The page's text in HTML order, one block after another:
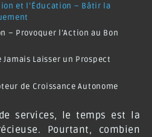
et l’Éducation – Bâtir la
– Provoquer l’Action au Bon
Jamais Laisser un Prospect
de Croissance Autonome
services, le temps est la
Pourtant, combien